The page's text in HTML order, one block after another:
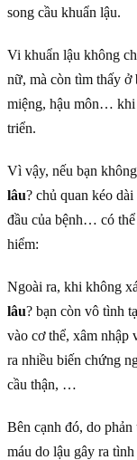
song cầu khuẩn lậu.
Vi khuẩn lậu không
nữ, mà còn tìm thấy ở
miệng, hậu môn… khi
triển.
Vì vậy, nếu bạn
lâu? chủ quan kéo
đầu của bệnh… có
hiểm:
Ngoài ra, khi không
lâu? bạn còn vô tình
vào cơ thể, xâm nhập
ra nhiều biến chứng
cầu thận, …
Bên cạnh đó, do
máu do lậu gây ra